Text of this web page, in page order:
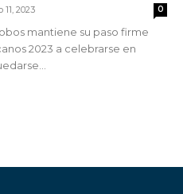
11, 2023 0
mantiene su paso firme
2023 a celebrarse en